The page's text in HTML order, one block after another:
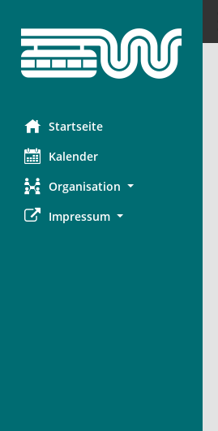
Startseite
Kalender
Organisation
Impressum